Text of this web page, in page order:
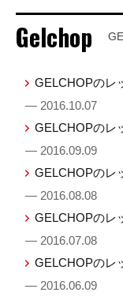
Gelchop
GELCHOPのレ
— 2016.10.07
GELCHOPのレ
— 2016.09.09
GELCHOPのレ
— 2016.08.08
GELCHOPのレ
— 2016.07.08
GELCHOPのレ
— 2016.06.09